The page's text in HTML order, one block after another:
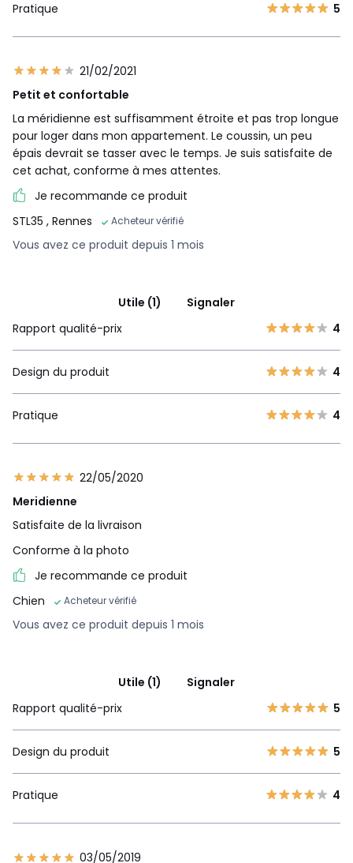
Pratique 5
21/02/2021
Petit et confortable
La méridienne est suffisamment étroite et pas trop longue
pour loger dans mon appartement. Le coussin, un peu
épais devrait se tasser avec le temps. Je suis satisfaite de
cet achat, conforme à mes attentes.
Je recommande ce produit
STL35 , Rennes Acheteur vérifié
Vous avez ce produit depuis 1 mois
Utile (1)
Signaler
Rapport qualité-prix
4
Design du produit 4
Pratique 4
22/05/2020
Meridienne
Satisfaite de la livraison
Conforme à la photo
Je recommande ce produit
Chien
Acheteur vérifié
Vous avez ce produit depuis 1 mois
Utile (1)
Signaler
Rapport qualité-prix
5
Design du produit 5
Pratique 4
03/05/2019